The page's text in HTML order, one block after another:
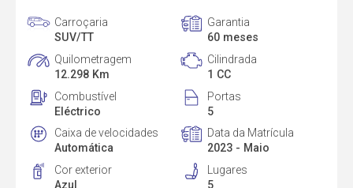
Carroçaria
SUV/TT
Garantia
60 meses
Quilometragem
12.298 Km
Cilindrada
1 CC
Combustível
Eléctrico
Portas
5
Caixa de velocidades
Automática
Data da Matrícula
2023 - Maio
Cor exterior
Azul
Lugares
5